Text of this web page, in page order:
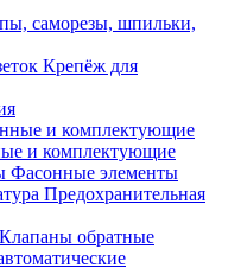
саморезы, шпильки,
Крепёж для
и комплектующие
Фасонные элементы
Предохранительная
Клапаны обратные